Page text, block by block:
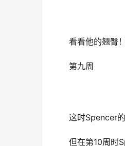
但在第10周
是无比的打击，